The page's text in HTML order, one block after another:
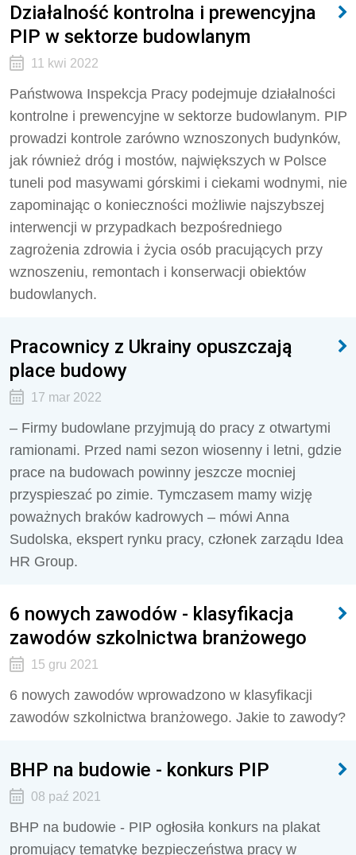
Działalność kontrolna i prewencyjna
PIP w sektorze budowlanym
11 kwi 2022
Państwowa Inspekcja Pracy podejmuje działalności
kontrolne i prewencyjne w sektorze budowlanym. PIP
prowadzi kontrole zarówno wznoszonych budynków,
jak również dróg i mostów, największych w Polsce
tuneli pod masywami górskimi i ciekami wodnymi, nie
zapominając o konieczności możliwie najszybszej
interwencji w przypadkach bezpośredniego
zagrożenia zdrowia i życia osób pracujących przy
wznoszeniu, remontach i konserwacji obiektów
budowlanych.
Pracownicy z Ukrainy opuszczają
place budowy
17 mar 2022
– Firmy budowlane przyjmują do pracy z otwartymi
ramionami. Przed nami sezon wiosenny i letni, gdzie
prace na budowach powinny jeszcze mocniej
przyspieszać po zimie. Tymczasem mamy wizję
poważnych braków kadrowych – mówi Anna
Sudolska, ekspert rynku pracy, członek zarządu Idea
HR Group.
6 nowych zawodów - klasyfikacja
zawodów szkolnictwa branżowego
15 gru 2021
6 nowych zawodów wprowadzono w klasyfikacji
zawodów szkolnictwa branżowego. Jakie to zawody?
BHP na budowie - konkurs PIP
08 paź 2021
BHP na budowie - PIP ogłosiła konkurs na plakat
promujący tematykę bezpieczeństwa pracy w